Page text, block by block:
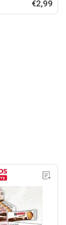
€2,99